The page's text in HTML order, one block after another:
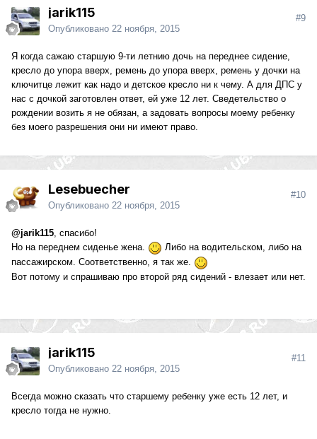
jarik115
Опубликовано 22 ноября, 2015
#9
Я когда сажаю старшую 9-ти летнию дочь на переднее сидение,
кресло до упора вверх, ремень до упора вверх, ремень у дочки на
ключитце лежит как надо и детское кресло ни к чему. А для ДПС у
нас с дочкой заготовлен ответ, ей уже 12 лет. Сведетельство о
рождении возить я не обязан, а задовать вопросы моему ребенку
без моего разрешения они ни имеют право.
Lesebuecher
Опубликовано 22 ноября, 2015
#10
@jarik115, спасибо!
Но на переднем сиденье жена.
Либо на водительском, либо на
пассажирском. Соответственно, я так же.
Вот потому и спрашиваю про второй ряд сидений - влезает или нет.
jarik115
Опубликовано 22 ноября, 2015
#11
Всегда можно сказать что старшему ребенку уже есть 12 лет, и
кресло тогда не нужно.